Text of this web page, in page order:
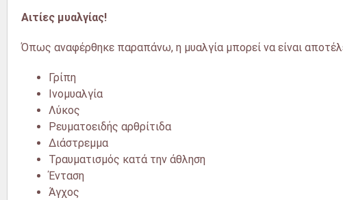
Αιτίες μυαλγίας!
Όπως αναφέρθηκε παραπάνω, η μυαλγία μπορεί να είναι
Γρίπη
Ινομυαλγία
Λύκος
Ρευματοειδής αρθρίτιδα
Διάστρεμμα
Τραυματισμός κατά την άθληση
Ένταση
Άγχος